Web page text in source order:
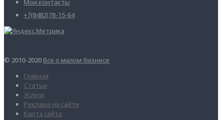
Мои контакты
+7(8482)78-15-64
© 2010-2020 Все о малом бизнесе
Главная
Статьи
Услуги
Реклама на сайте
Карта сайта